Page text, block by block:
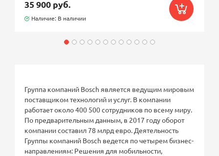
35 900 руб.
Наличие: В наличии
Группа компаний Bosch является ведущим мировым
поставщиком технологий и услуг. В компании
работает около 400 500 сотрудников по всему миру.
По предварительным данным, в 2017 году оборот
компании составил 78 млрд евро. Деятельность
Группы компаний Bosch ведется по четырем бизнес-
направлениям: Решения для мобильности,